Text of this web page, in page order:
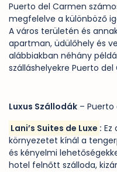
Puerto del Carmen
megfelelve a különböző
A város területén és
apartman, üdülőhely és
alábbiakban néhány
szálláshelyekre Puerto
Luxus Szállodák –
Lani’s Suites de Luxe : Ez
környezetet kínál a
és kényelmi
hotel felnőtt szálloda,